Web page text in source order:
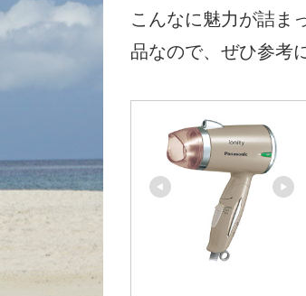
こんなに魅力が詰ま
品なので、ぜひ参考